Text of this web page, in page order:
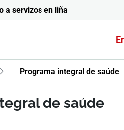
a servizos en liña
Programa integral de saúde
de saúde